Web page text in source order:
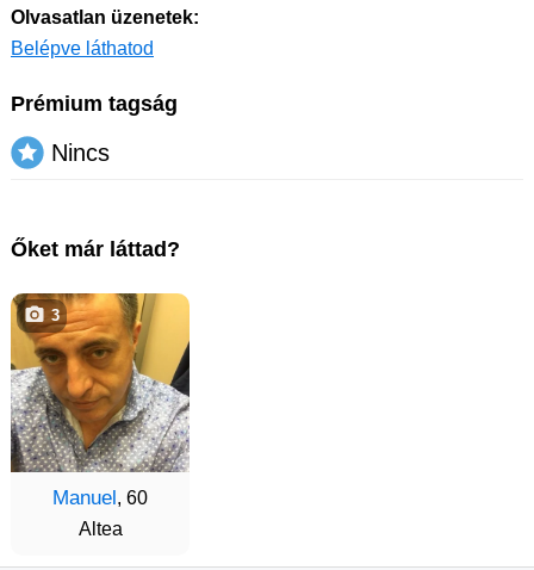
Olvasatlan üzenetek:
Belépve láthatod
Prémium tagság
Nincs
Őket már láttad?
Manuel, 60
Altea
3